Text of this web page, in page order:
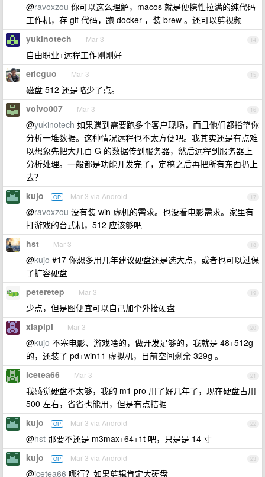
@ravoxzou 你可以这么理解，macos 就是便携性拉满的纯代码
工作机，存 git 代码，跑 docker ，装 brew 。还可以剪视频
14
yukinotech Mar 3
自由职业+远程工作刚刚好
15
ericguo Mar 3
磁盘 512 还是略少了点。
16
volvo007 Mar 3
@yukinotech 如果遇到需要跑多个客户现场，而且他们都指望你
分析一堆数据。这种情况远程也不太方便吧。我其实还是有点难
以想象先把大几百 G 的数据传到服务器，然后远程到服务器上
分析处理。一般都是功能开发完了，定稿之后再把所有东西扔上
去？
17
kujo OP Mar 3 via Android
@ravoxzou 没有装 win 虚机的需求。也没看电影需求。家里有
打游戏的台式机，512 应该够吧
18
hst Mar 3
@kujo #17 你想多用几年建议硬盘还是选大点，或者也可以过保
了扩容硬盘
19
peteretep Mar 3
少点，但是图便宜可以自己加个外接硬盘
20
xiapipi Mar 3
@kujo 不塞电影、游戏啥的，做开发足够的，我就是 48+512g
的，还装了 pd+win11 虚拟机，目前空间剩余 329g 。
21
icetea66 Mar 3
我感觉硬盘不太够，我的 m1 pro 用了好几年了，现在硬盘占用
500 左右，省省也能用，但是有点拮据
22
kujo OP Mar 3 via Android
@hst 那要不还是 m3max+64+1t 吧，只是是 14 寸
23
kujo OP Mar 3 via Android
@icetea66 哪行？如果剪辑肯定大硬盘